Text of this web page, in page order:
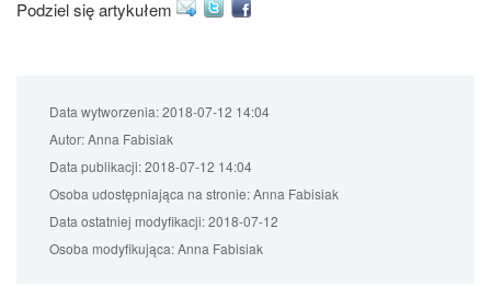
Podziel się artykułem
Data wytworzenia:2018-07-12 14:04
Autor:Anna Fabisiak
Data publikacji:2018-07-12 14:04
Osoba udostępniająca na stronie:Anna Fabisiak
Data ostatniej modyfikacji:2018-07-12
Osoba modyfikująca:Anna Fabisiak